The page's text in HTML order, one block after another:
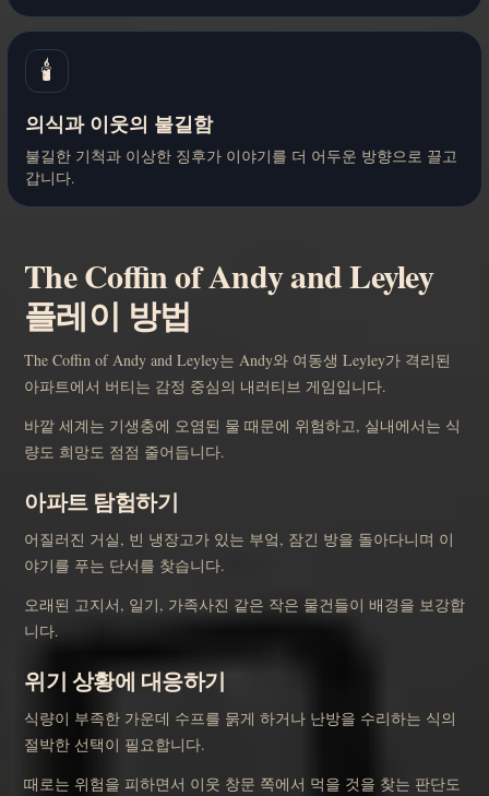
🕯️
의식과 이웃의 불길함
불길한 기척과 이상한 징후가 이야기를 더 어두운 방향으로 끌고
갑니다.
The Coffin of Andy and Leyley
플레이 방법
The Coffin of Andy and Leyley는 Andy와 여동생 Leyley가 격리된
아파트에서 버티는 감정 중심의 내러티브 게임입니다.
바깥 세계는 기생충에 오염된 물 때문에 위험하고, 실내에서는 식
량도 희망도 점점 줄어듭니다.
아파트 탐험하기
어질러진 거실, 빈 냉장고가 있는 부엌, 잠긴 방을 돌아다니며 이
야기를 푸는 단서를 찾습니다.
오래된 고지서, 일기, 가족사진 같은 작은 물건들이 배경을 보강합
니다.
위기 상황에 대응하기
식량이 부족한 가운데 수프를 묽게 하거나 난방을 수리하는 식의
절박한 선택이 필요합니다.
때로는 위험을 피하면서 이웃 창문 쪽에서 먹을 것을 찾는 판단도